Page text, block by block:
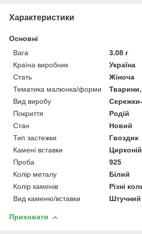
Характеристики
Основні
Вага
3.08 г
Країна виробник
Україна
Стать
Жіноча
Тематика малюнка/форми
Вид виробу
Покриття
Родій
Стан
Новий
Тип застежки
Гвоздик
Камені вставки
Проба
925
Колір металу
Білий
Колір каменів
Різні
Вид каменю/вставки
Штучний
Приховати